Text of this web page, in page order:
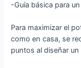
-Guía básica para
Para maximizar el
como en casa, se
puntos al diseñar